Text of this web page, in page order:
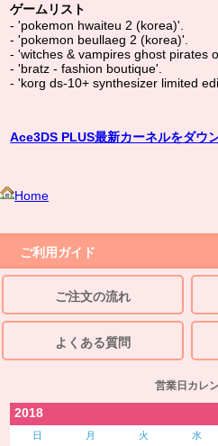
ゲームリスト
- 'pokemon hwaiteu 2 (korea)'.
- 'pokemon beullaeg 2 (korea)'.
- 'witches & vampires ghost pirates
- 'bratz - fashion boutique'.
- 'korg ds-10+ synthesizer limited
Ace3DS PLUS最新カーネルをダウ
Home
ご利用ガイド
ご注文の流れ
よくある質問
営業日カレ
2018
日 月 火 水